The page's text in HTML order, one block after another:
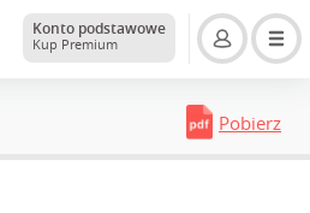
Konto podstawowe
Kup Premium
Pobierz